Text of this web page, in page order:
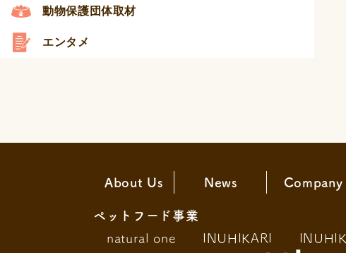
動物保護団体取材
エンタメ
About Us News Company
ペットフード事業
natural one
INUHIKARI